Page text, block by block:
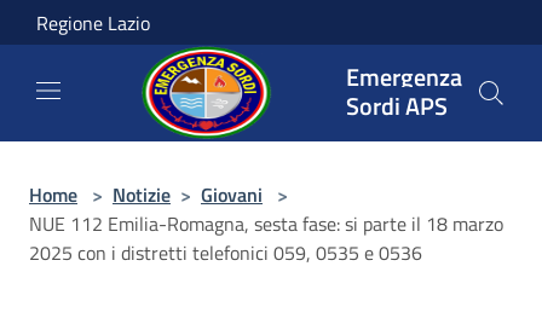
Salta al contenuto principale
Regione Lazio
Emergenza
Sordi APS
Home > Notizie > Giovani >
NUE 112 Emilia-Romagna, sesta fase: si parte il 18 marzo
2025 con i distretti telefonici 059, 0535 e 0536